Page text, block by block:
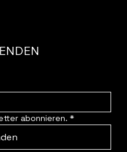
abonnieren. *